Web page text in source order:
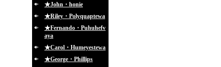
★John・honie
★Riley・Polyquaptewa
★Fernando・Puhuhefv
aya
★Carol・Humeyestewa
★George・Phillips